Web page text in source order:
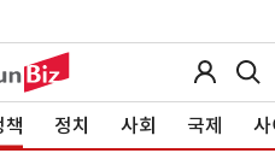
책 정치 사회 국제 사